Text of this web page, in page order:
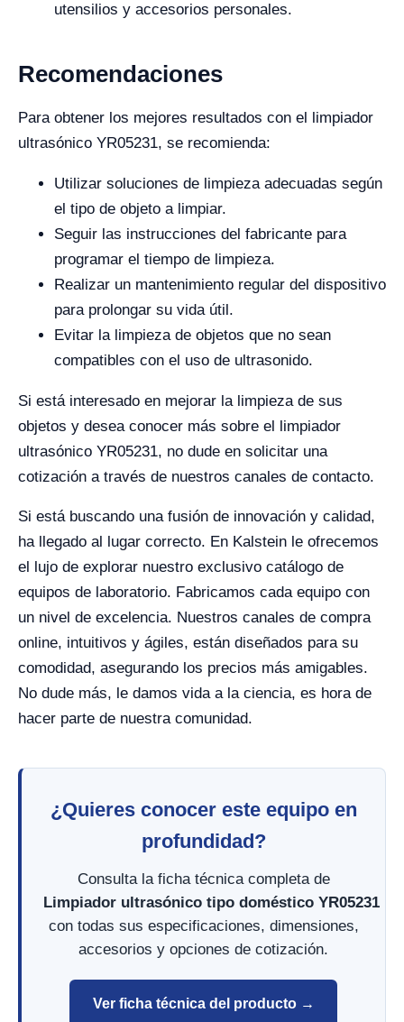
utensilios y accesorios personales.
Recomendaciones
Para obtener los mejores resultados con el limpiador
ultrasónico YR05231, se recomienda:
Utilizar soluciones de limpieza adecuadas según
el tipo de objeto a limpiar.
Seguir las instrucciones del fabricante para
programar el tiempo de limpieza.
Realizar un mantenimiento regular del dispositivo
para prolongar su vida útil.
Evitar la limpieza de objetos que no sean
compatibles con el uso de ultrasonido.
Si está interesado en mejorar la limpieza de sus
objetos y desea conocer más sobre el limpiador
ultrasónico YR05231, no dude en solicitar una
cotización a través de nuestros canales de contacto.
Si está buscando una fusión de innovación y calidad,
ha llegado al lugar correcto. En Kalstein le ofrecemos
el lujo de explorar nuestro exclusivo catálogo de
equipos de laboratorio. Fabricamos cada equipo con
un nivel de excelencia. Nuestros canales de compra
online, intuitivos y ágiles, están diseñados para su
comodidad, asegurando los precios más amigables.
No dude más, le damos vida a la ciencia, es hora de
hacer parte de nuestra comunidad.
¿Quieres conocer este equipo en
profundidad?
Consulta la ficha técnica completa de
Limpiador ultrasónico tipo doméstico YR05231
con todas sus especificaciones, dimensiones,
accesorios y opciones de cotización.
Ver ficha técnica del producto →